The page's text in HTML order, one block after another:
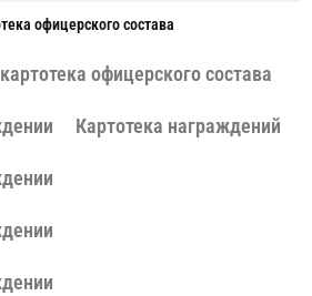
офицерского состава
офицерского состава
Картотека награждений